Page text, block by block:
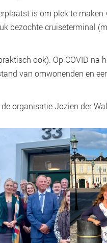
is om plek te
bezochte cruiseterminal
ook). Op COVID na
van omwonenden en
organisatie Jozien der